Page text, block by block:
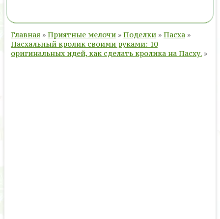
Главная » Приятные мелочи » Поделки » Пасха »
Пасхальный кролик своими руками: 10
оригинальных идей, как сделать кролика на Пасху. »